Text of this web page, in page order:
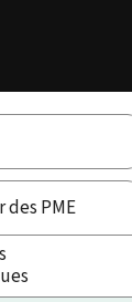
des PME